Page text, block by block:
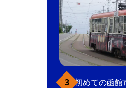
初めての函館